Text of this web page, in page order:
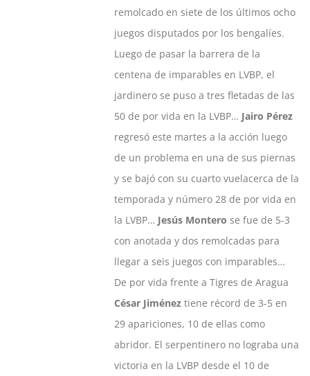
remolcado en siete de los últimos ocho
juegos disputados por los bengalíes.
Luego de pasar la barrera de la
centena de imparables en LVBP, el
jardinero se puso a tres fletadas de las
50 de por vida en la LVBP… Jairo Pérez
regresó este martes a la acción luego
de un problema en una de sus piernas
y se bajó con su cuarto vuelacerca de la
temporada y número 28 de por vida en
la LVBP… Jesús Montero se fue de 5-3
con anotada y dos remolcadas para
llegar a seis juegos con imparables…
De por vida frente a Tigres de Aragua
César Jiménez tiene récord de 3-5 en
29 apariciones, 10 de ellas como
abridor. El serpentinero no lograba una
victoria en la LVBP desde el 10 de